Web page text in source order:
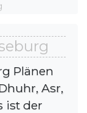
Plänen
Asr,
ist der